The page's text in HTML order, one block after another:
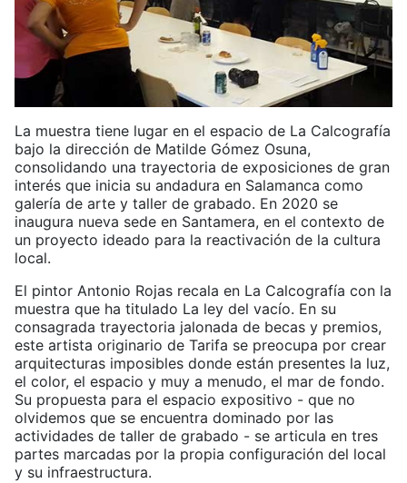
La muestra tiene lugar en el espacio de La Calcografía
bajo la dirección de Matilde Gómez Osuna,
consolidando una trayectoria de exposiciones de gran
interés que inicia su andadura en Salamanca como
galería de arte y taller de grabado. En 2020 se
inaugura nueva sede en Santamera, en el contexto de
un proyecto ideado para la reactivación de la cultura
local.
El pintor Antonio Rojas recala en La Calcografía con la
muestra que ha titulado La ley del vacío. En su
consagrada trayectoria jalonada de becas y premios,
este artista originario de Tarifa se preocupa por crear
arquitecturas imposibles donde están presentes la luz,
el color, el espacio y muy a menudo, el mar de fondo.
Su propuesta para el espacio expositivo - que no
olvidemos que se encuentra dominado por las
actividades de taller de grabado - se articula en tres
partes marcadas por la propia configuración del local
y su infraestructura.